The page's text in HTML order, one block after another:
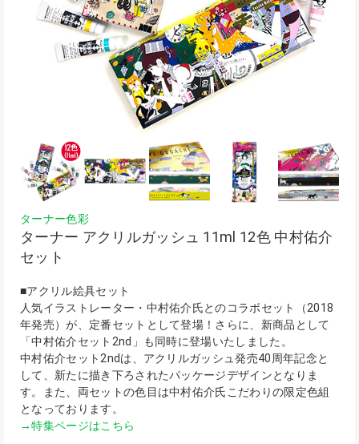
ターナー色彩
ターナー アクリルガッシュ 11ml 12色 中村佑介
セット
■アクリル絵具セット
人気イラストレーター・中村佑介氏とのコラボセット（2018
年発売）が、定番セットとして登場！さらに、新商品として
「中村佑介セット2nd」も同時に登場いたしました。
中村佑介セット2ndは、アクリルガッシュ発売40周年記念と
して、新たに描き下ろされたパッケージデザインとなりま
す。また、両セットの色目は中村佑介氏こだわりの限定色組
となっております。
→特集ページはこちら